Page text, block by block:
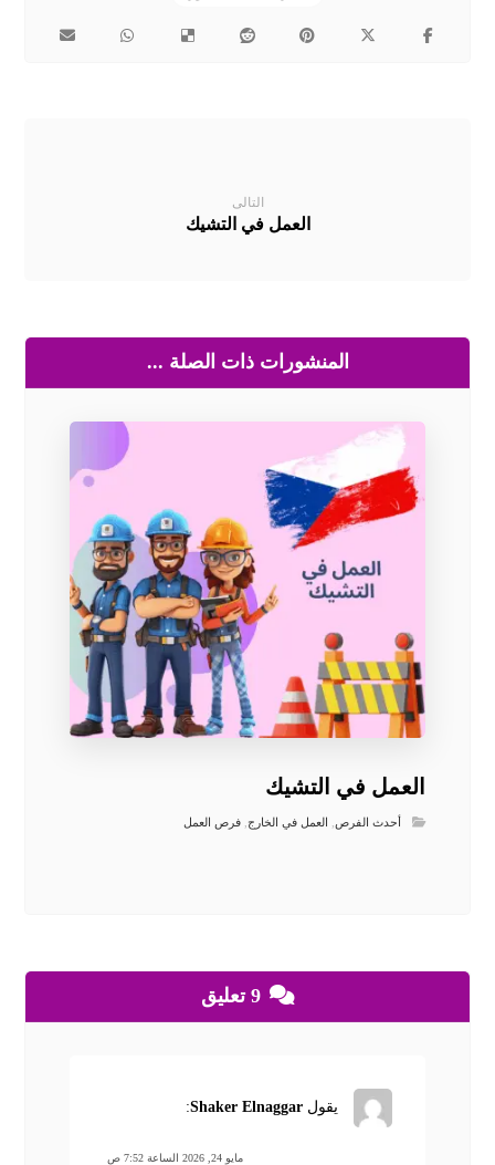
التالى
العمل في التشيك
المنشورات ذات الصلة ...
العمل في التشيك
أحدث الفرص العمل في الخارج ,فرص العمل
9 تعليق
يقول Shaker Elnaggar
:
مايو 24, 2026 الساعة 7:52 ص